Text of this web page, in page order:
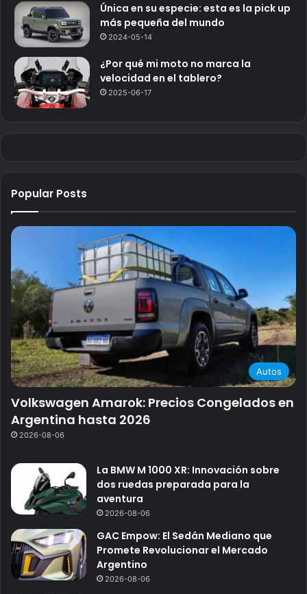
Única en su especie: esta es la pick up
más pequeña del mundo
2024-05-14
¿Por qué mi moto no marca la
velocidad en el tablero?
2025-06-17
Popular Posts
Autos
Volkswagen Amarok: Precios Congelados en
Argentina hasta 2026
2026-08-06
La BMW M 1000 XR: Innovación sobre
dos ruedas preparada para la
aventura
2026-08-06
GAC Empow: El Sedán Mediano que
Promete Revolucionar el Mercado
Argentino
2026-08-06